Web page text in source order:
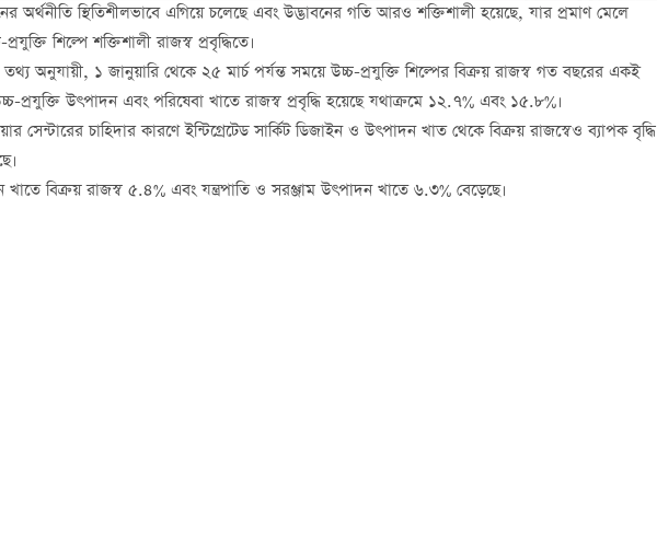
অর্থনীতি স্থিতিশীলভাবে এগিয়ে চলেছে এবং উদ্ভাবনের গতি আরও শক্তিশালী হয়েছে, যার প্রমাণ মেলে
শিল্পে শক্তিশালী রাজস্ব প্রবৃদ্ধিতে।
তথ্য অনুযায়ী, ১ জানুয়ারি থেকে ২৫ মার্চ পর্যন্ত সময়ে উচ্চ-প্রযুক্তি শিল্পের বিক্রয় রাজস্ব গত বছরের একই
উৎপাদন এবং পরিষেবা খাতে রাজস্ব প্রবৃদ্ধি হয়েছে যথাক্রমে ১২.৭% এবং ১৫.৮%।
সেন্টারের চাহিদার কারণে ইন্টিগ্রেটেড সার্কিট ডিজাইন ও উৎপাদন খাত থেকে বিক্রয় রাজস্বেও ব্যাপক বৃদ্ধি
বিক্রয় রাজস্ব ৫.৪% এবং যন্ত্রপাতি ও সরঞ্জাম উৎপাদন খাতে ৬.৩% বেড়েছে।